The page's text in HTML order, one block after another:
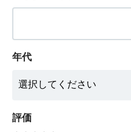
年代
評価